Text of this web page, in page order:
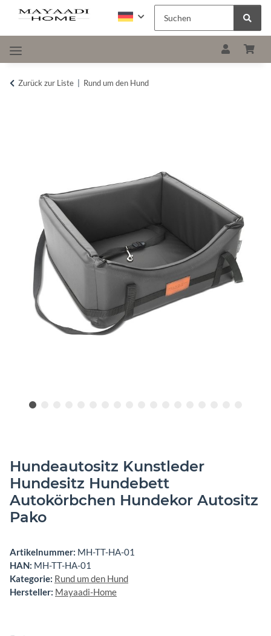
Zurück zur Liste Rund um den Hund
Hundeautositz Kunstleder
Hundesitz Hundebett
Autokörbchen Hundekor Autositz
Pako
Artikelnummer: MH-TT-HA-01
HAN: MH-TT-HA-01
Kategorie: Rund um den Hund
Hersteller: Mayaadi-Home